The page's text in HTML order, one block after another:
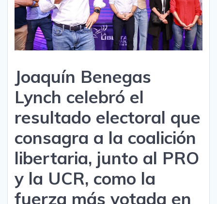
Joaquín Benegas
Lynch celebró el
resultado electoral que
consagra a la coalición
libertaria, junto al PRO
y la UCR, como la
fuerza más votada en